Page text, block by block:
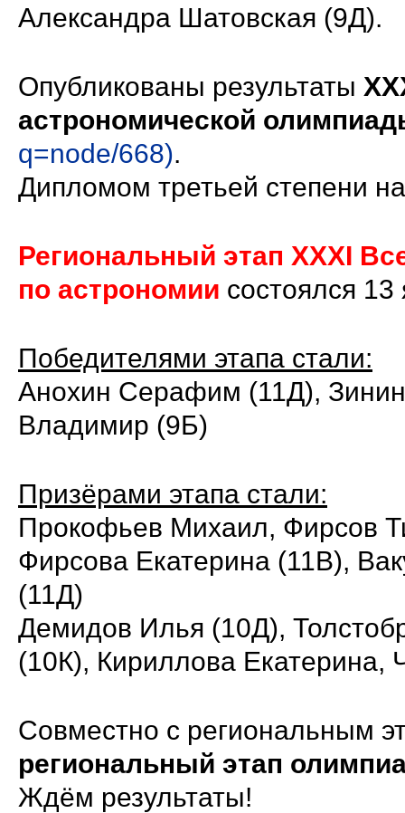
Александра Шатовская (9Д).
Опубликованы результаты
астрономической
q=node/668).
Дипломом третьей степени
Региональный этап XXХI
по астрономии состоялся
Победителями этапа стали:
Анохин Серафим (11Д),
Владимир (9Б)
Призёрами этапа стали:
Прокофьев Михаил, Фирсов
Фирсова Екатерина (11В),
(11Д)
Демидов Илья (10Д),
(10К), Кириллова Екатерина,
Совместно с региональным
региональный этап
Ждём результаты!